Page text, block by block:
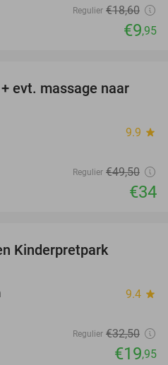
Regulier €18,60
€9,95
31%
evt. massage naar
9.9 star
Regulier €49,50
€34
Kinderpretpark
9.4 star
Regulier €32,50
€19,95